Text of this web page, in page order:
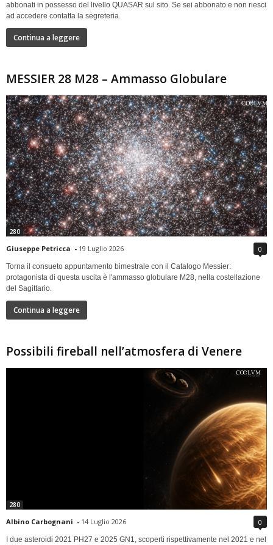
abbonati in possesso del livello QUASAR sul sito. Se sei abbonato e non riesci
ad accedere contatta la segreteria.
Continua a leggere
MESSIER 28 M28 – Ammasso Globulare
280
Giuseppe Petricca - 19 Luglio 2026 0
Torna il consueto appuntamento bimestrale con il Catalogo Messier:
protagonista di questa uscita è l'ammasso globulare M28, nella costellazione
del Sagittario.
Continua a leggere
Possibili fireball nell’atmosfera di Venere
280
Albino Carbognani - 14 Luglio 2026 0
I due asteroidi 2021 PH27 e 2025 GN1, scoperti rispettivamente nel 2021 e nel